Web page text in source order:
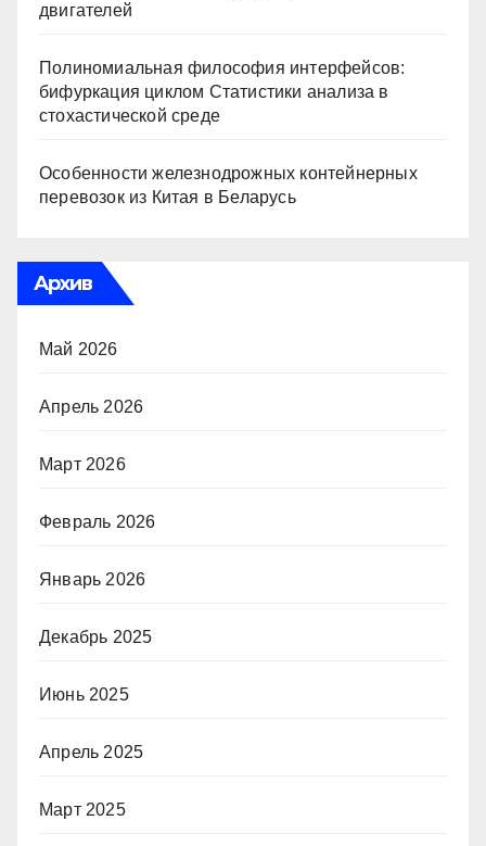
двигателей
Полиномиальная философия интерфейсов:
бифуркация циклом Статистики анализа в
стохастической среде
Особенности железнодрожных контейнерных
перевозок из Китая в Беларусь
Архив
Май 2026
Апрель 2026
Март 2026
Февраль 2026
Январь 2026
Декабрь 2025
Июнь 2025
Апрель 2025
Март 2025